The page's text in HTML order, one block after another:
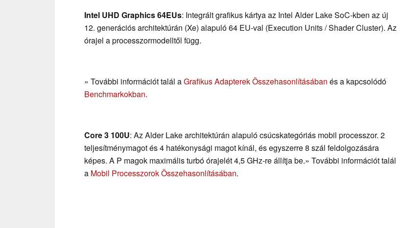
Intel UHD Graphics 64EUs: Integrált grafikus kártya az Intel Alder Lake SoC-kben az új
12. generációs architektúrán (Xe) alapuló 64 EU-val (Execution Units / Shader Cluster). Az
órajel a processzormodelltől függ.
» További információt talál aGrafikus Adapterek Összehasonlításában és a kapcsolódó
Benchmarkokban.
Core 3 100U: Az Alder Lake architektúrán alapuló csúcskategóriás mobil processzor. 2
teljesítménymagot és 4 hatékonysági magot kínál, és egyszerre 8 szál feldolgozására
képes. A P magok maximális turbó órajelét 4,5 GHz-re állítja be.» További információt talál
a Mobil Processzorok Összehasonlításában.